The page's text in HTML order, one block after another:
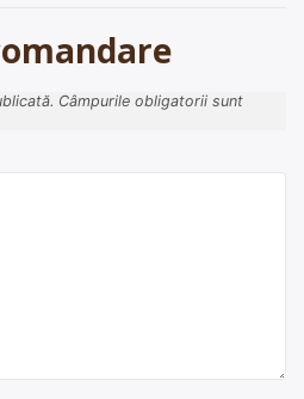
Câmpurile obligatorii sunt